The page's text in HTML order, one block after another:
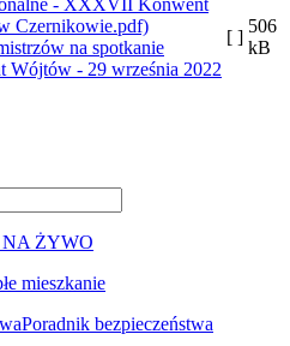
na spotkanie
- 29 września 2022
[ ]
506
kB
NA ŻYWO
mieszkanie
Poradnik bezpieczeństwa